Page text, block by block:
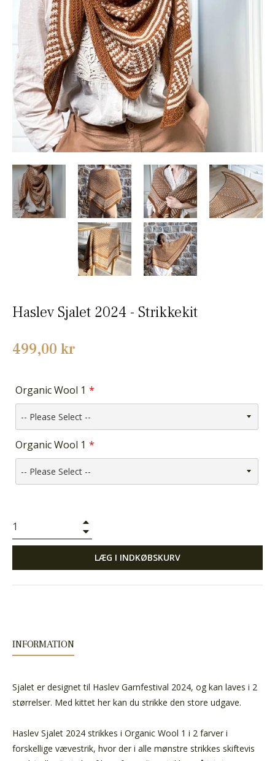
Haslev Sjalet 2024 - Strikkekit
Normalpris
499,00 kr
Organic Wool 1
Organic Wool 1
LÆG I INDKØBSKURV
INFORMATION
Sjalet er designet til Haslev Garnfestival 2024, og kan laves i 2
størrelser. Med kittet her kan du strikke den store udgave.
Haslev Sjalet 2024 strikkes i Organic Wool 1 i 2 farver i
forskellige vævestrik, hvor der i alle mønstre strikkes skiftevis